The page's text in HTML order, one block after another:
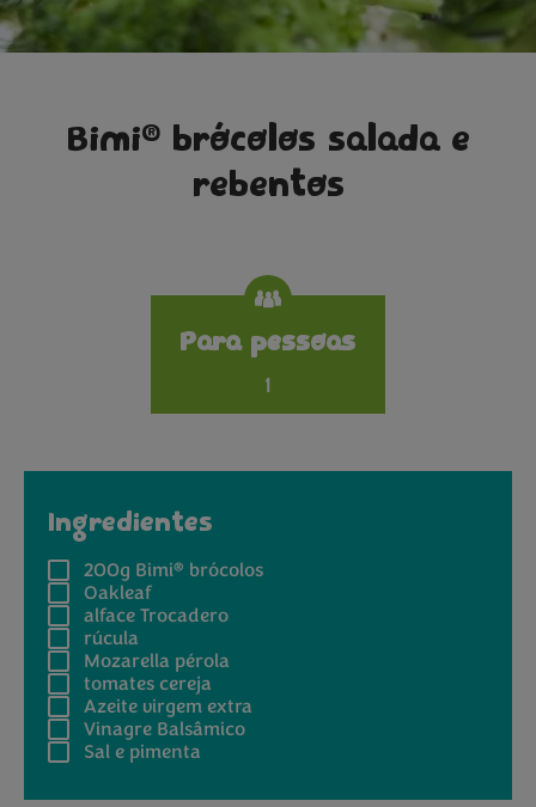
Bimi®brócolos salada e
rebentos
Specifications
Para pessoas
1
Ingredientes
200g Bimi® brócolos
Oakleaf
alface Trocadero
rúcula
Mozarella pérola
tomates cereja
Azeite virgem extra
Vinagre Balsâmico
Sal e pimenta